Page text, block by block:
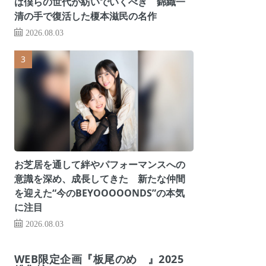
清の手で復活した榎本滋民の名作
2026.08.03
お芝居を通して絆やパフォーマンスへの
意識を深め、成長してきた 新たな仲間
を迎えた“今のBEYOOOOONDS”の本気
に注目
2026.08.03
WEB限定企画『板尾のめ゙』2025